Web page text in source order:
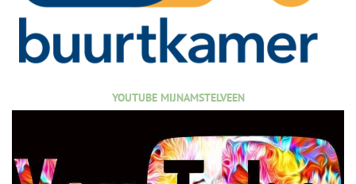
YOUTUBE MIJNAMSTELVEEN